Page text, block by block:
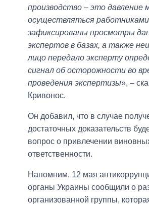
производство – это давление
осуществляться
зафиксированы просмотры
экспертов в базах, а также
лицо передало эксперту
сигнал об осторожности во
проведения экспертизы», –
Кривонос.
Он добавил, что в случае
достаточных доказательств
вопрос о привлечении
ответственности.
Напомним, 12 мая
органы Украины сообщили о
организованной группы,